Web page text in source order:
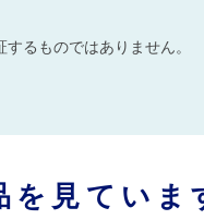
るものではありません。
見ていま